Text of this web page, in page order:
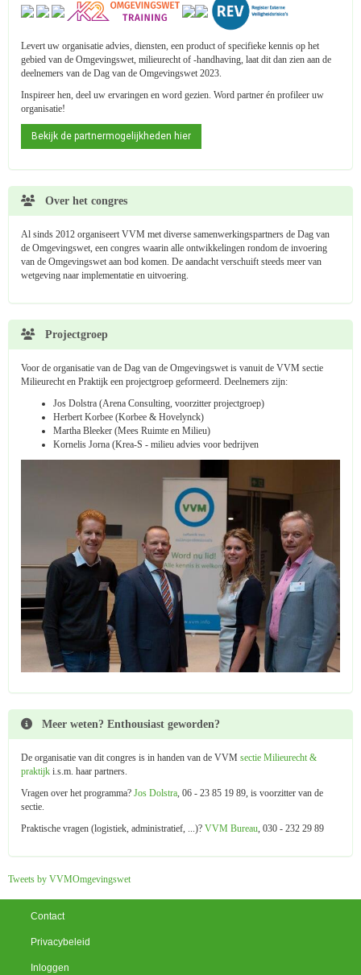
Levert uw organisatie advies, diensten, een product of specifieke kennis op het
gebied van de Omgevingswet, milieurecht of -handhaving, laat dit dan zien aan de
deelnemers van de Dag van de Omgevingswet 2023.
Inspireer hen, deel uw ervaringen en word gezien. Word partner én profileer uw
organisatie!
Bekijk de partnermogelijkheden hier
Over het congres
Al sinds 2012 organiseert VVM met diverse samenwerkingspartners de Dag van
de Omgevingswet, een congres waarin alle ontwikkelingen rondom de invoering
van de Omgevingswet aan bod komen. De aandacht verschuift steeds meer van
wetgeving naar implementatie en uitvoering.
Projectgroep
Voor de organisatie van de Dag van de Omgevingswet is vanuit de VVM sectie
Milieurecht en Praktijk een projectgroep geformeerd. Deelnemers zijn:
Jos Dolstra (Arena Consulting, voorzitter projectgroep)
Herbert Korbee (Korbee & Hovelynck)
Martha Bleeker (Mees Ruimte en Milieu)
Kornelis Jorna (Krea-S - milieu advies voor bedrijven
Meer weten? Enthousiast geworden?
De organisatie van dit congres is in handen van de VVM sectie Milieurecht &
praktijk i.s.m. haar partners.
Vragen over het programma? Jos Dolstra , 06 - 23 85 19 89, is voorzitter van de
sectie.
Praktische vragen (logistiek, administratief, ...)? VVM Bureau , 030 - 232 29 89
Tweets by VVMOmgevingswet
Contact
Privacybeleid
Inloggen